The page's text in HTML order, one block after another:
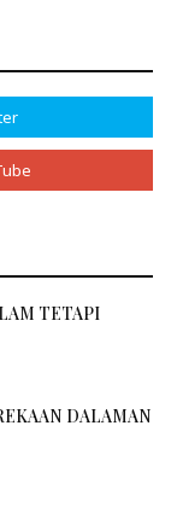
TETAPI
DALAMAN